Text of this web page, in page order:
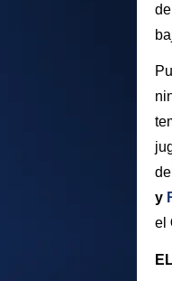
y
el